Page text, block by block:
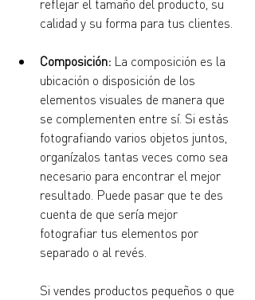
reflejar el tamaño del producto, su
calidad y su forma para tus clientes.
Composición: La composición es la
ubicación o disposición de los
elementos visuales de manera que
se complementen entre sí. Si estás
fotografiando varios objetos juntos,
organízalos tantas veces como sea
necesario para encontrar el mejor
resultado. Puede pasar que te des
cuenta de que sería mejor
fotografiar tus elementos por
separado o al revés.
Si vendes productos pequeños o que